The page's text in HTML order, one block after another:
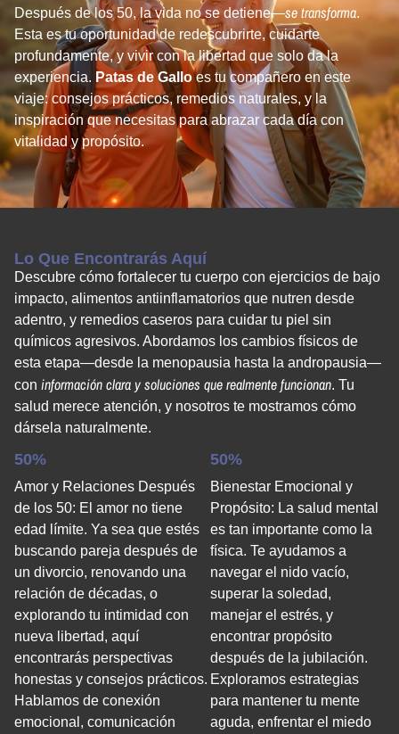
Después de los 50, la vida no se detiene—se transforma.
Esta es tu oportunidad de redescubrirte, cuidarte
profundamente, y vivir con la libertad que solo da la
experiencia. Patas de Galloes tu compañero en este
viaje: consejos prácticos, remedios naturales, y la
inspiración que necesitas para abrazar cada día con
vitalidad y propósito.
Lo Que Encontrarás Aquí
Descubre cómo fortalecer tu cuerpo con ejercicios de bajo
impacto, alimentos antiinflamatorios que nutren desde
adentro, y remedios caseros para cuidar tu piel sin
químicos agresivos. Abordamos los cambios físicos de
esta etapa—desde la menopausia hasta la andropausia—
con información clara y soluciones que realmente funcionan. Tu
salud merece atención, y nosotros te mostramos cómo
dársela naturalmente.
50%
Amor y Relaciones Después
de los 50: El amor no tiene
edad límite. Ya sea que estés
buscando pareja después de
un divorcio, renovando una
relación de décadas, o
explorando tu intimidad con
nueva libertad, aquí
encontrarás perspectivas
honestas y consejos prácticos.
Hablamos de conexión
emocional, comunicación
50%
Bienestar Emocional y
Propósito: La salud mental
es tan importante como la
física. Te ayudamos a
navegar el nido vacío,
superar la soledad,
manejar el estrés, y
encontrar propósito
después de la jubilación.
Exploramos estrategias
para mantener tu mente
aguda, enfrentar el miedo